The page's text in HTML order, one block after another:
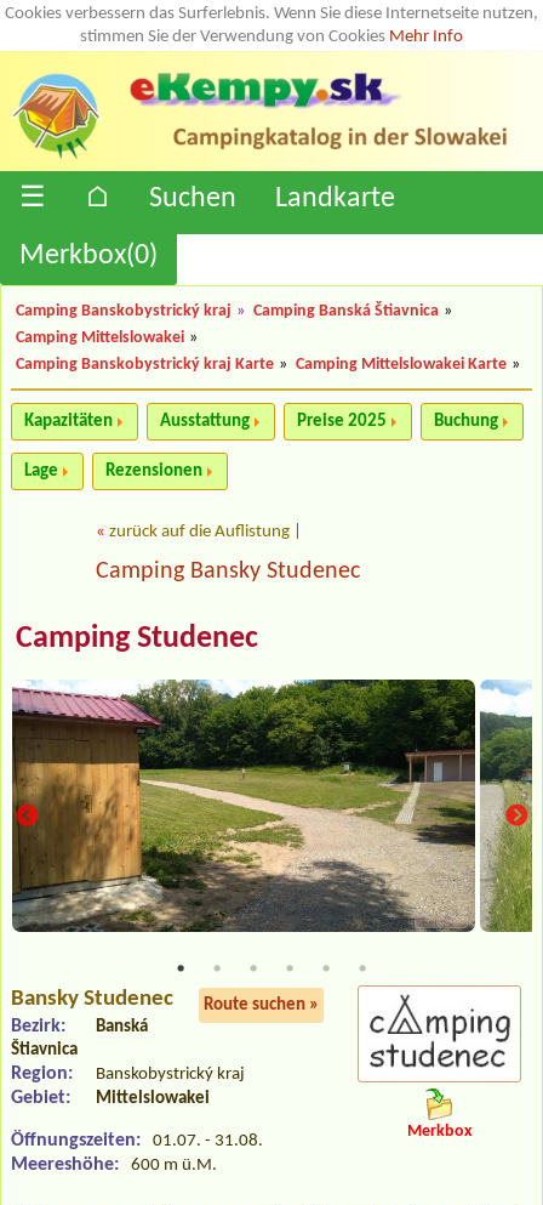
Cookies verbessern das Surferlebnis. Wenn Sie diese Internetseite nutzen,
stimmen Sie der Verwendung von Cookies Mehr Info
☰ ⌂ Suchen
Landkarte
Merkbox(0)
Camping Banskobystrický kraj » Camping Banská Štiavnica »
Camping Mittelslowakei »
Camping Banskobystrický kraj Karte » Camping Mittelslowakei Karte »
Kapazitäten Ausstattung Preise 2025 Buchung
Lage Rezensionen
« zurück auf die Auflistung
Camping Bansky Studenec
Camping Studenec
Bansky Studenec Route suchen »
Bezirk:
Banská
Štiavnica
Region: Banskobystrický kraj
Gebiet: Mittelslowakei
Öffnungszeiten: 01.07. - 31.08.
Meereshöhe: 600 m ü.M.
Merkbox